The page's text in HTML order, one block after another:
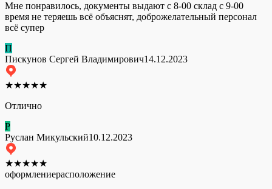
Мне понравилось, документы выдают с 8-00 склад с 9-00
время не теряешь всё объяснят, доброжелательный персонал
всё супер
П
Пискунов Сергей Владимирович14.12.2023
★★★★★
Отлично
Р
Руслан Микульский10.12.2023
★★★★★
оформлениерасположение